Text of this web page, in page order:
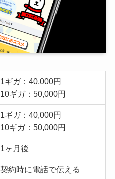
1ギガ：40,000円
10ギガ：50,000円
1ギガ：40,000円
10ギガ：50,000円
1ヶ月後
契約時に電話で伝える